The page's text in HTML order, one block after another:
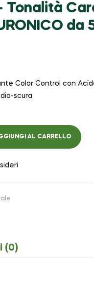
Tonalità
da
Color Control con
scura
AL CARRELLO
(0)